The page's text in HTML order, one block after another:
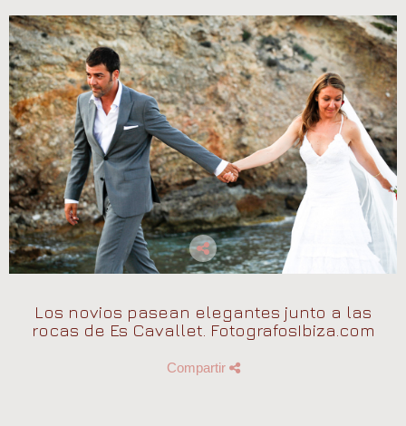
Los novios pasean elegantes junto a las
rocas de Es Cavallet. FotografosIbiza.com
Compartir